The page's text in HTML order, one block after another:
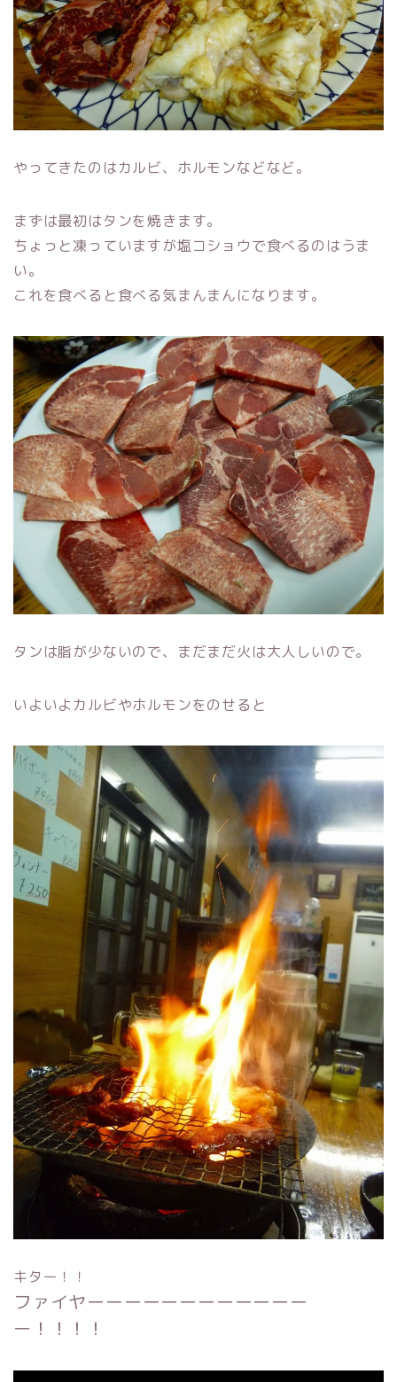
やってきたのはカルビ、ホルモンなどなど。
まずは最初はタンを焼きます。
ちょっと凍っていますが塩コショウで食べるのはうま
い。
これを食べると食べる気まんまんになります。
タンは脂が少ないので、まだまだ火は大人しいので。
いよいよカルビやホルモンをのせると
キター！！
ファイヤーーーーーーーーーーーー
ー！！！！